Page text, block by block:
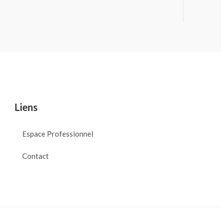
Liens
Espace Professionnel
Contact